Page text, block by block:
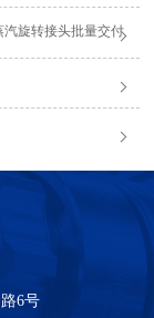
汽旋转接头批量交付
6号